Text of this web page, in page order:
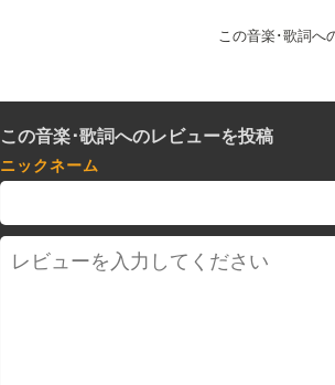
この音楽･歌詞へ
この音楽･歌詞へのレビューを投稿
ニックネーム